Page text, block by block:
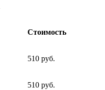
Стоимость
510 руб.
510 руб.